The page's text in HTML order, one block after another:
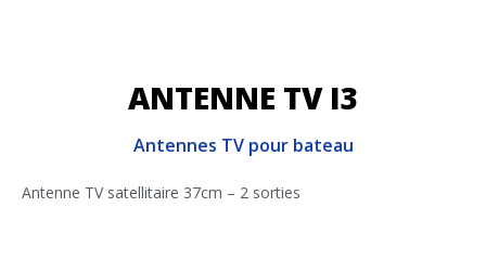
ANTENNE TV I3
Antennes TV pour bateau
Antenne TV satellitaire 37cm – 2 sorties